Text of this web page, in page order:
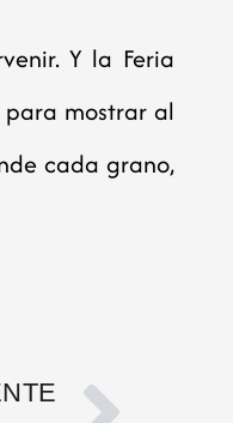
Y la Feria
para mostrar al
cada grano,